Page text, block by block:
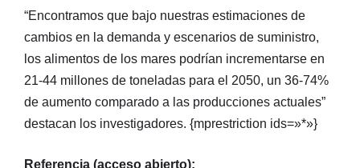
“Encontramos que bajo nuestras estimaciones de
cambios en la demanda y escenarios de suministro,
los alimentos de los mares podrían incrementarse en
21-44 millones de toneladas para el 2050, un 36-74%
de aumento comparado a las producciones actuales”
destacan los investigadores. {mprestriction ids=»*»}
Referencia (acceso abierto):